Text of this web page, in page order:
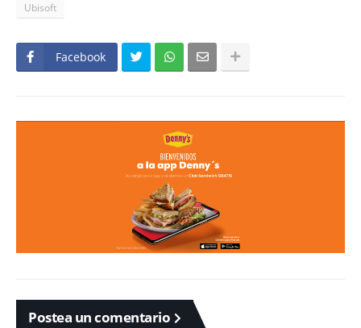
Ubisoft
Facebook
Postea un comentario